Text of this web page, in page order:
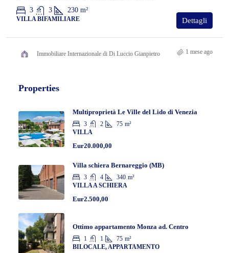
3
3 230 m²
VILLA BIFAMILIARE Dettagli
Immobiliare Internazionale di Di Luccio Gianpietro 1 mese ago
Properties
Multiproprietà Le Ville del Lido di Venezia
3 2 75 m²
VILLA
Eur20.000,00
Villa schiera Bernareggio (MB)
3 4 340 m²
VILLA A SCHIERA
Eur2.500,00
Ottimo appartamento Monza ad. Centro
1 1 75 m²
BILOCALE, APPARTAMENTO